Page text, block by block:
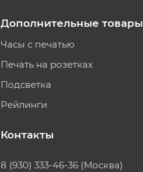
Дополнительные товары
Часы с печатью
Печать на розетках
Подсветка
Рейлинги
Контакты
8 (930) 333-46-36 (Москва)